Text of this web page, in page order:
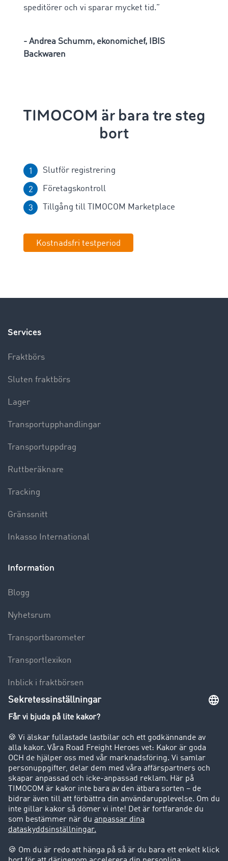
speditörer och vi sparar mycket tid.”
- Andrea Schumm, ekonomichef, IBIS
Backwaren
TIMOCOM är bara tre steg
bort
Slutför registrering
Företagskontroll
Tillgång till TIMOCOM Marketplace
Kostnadsfri testperiod
Services
Fraktbörs
Sluten fraktbörs
Lager
Transportupphandlingar
Transportuppdrag
Ruttberäknare
Tracking
Gränssnitt
Inkasso International
Information
Blogg
Nyhetsrum
Transportbarometer
Transportlexikon
Inblick i fraktbörsen
Körförbud för lastbilar
Företag
Kunder värvar kunder
Success Stories
Support
Support
Juridiskt